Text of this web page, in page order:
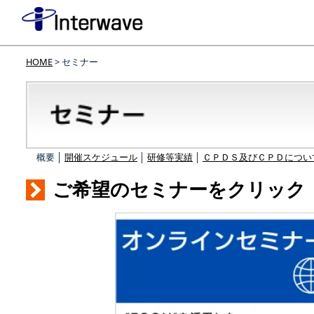
HOME> セミナー
概要 │ 開催スケジュール 研修等実績 ＣＰＤＳ及びＣＰＤにつ
ご希望のセミナーをクリック